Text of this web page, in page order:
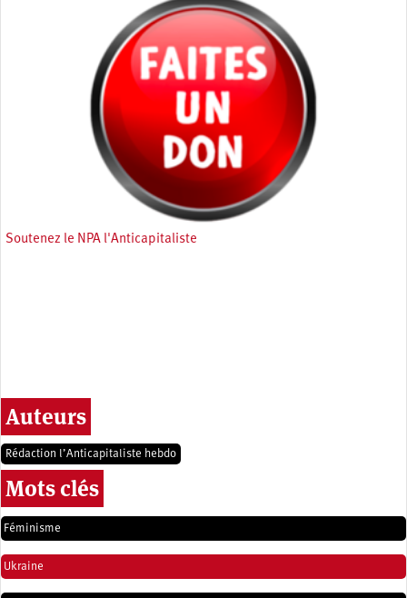
Soutenez le NPA l'Anticapitaliste
Auteurs
Rédaction l’Anticapitaliste hebdo
Mots clés
Féminisme
Ukraine